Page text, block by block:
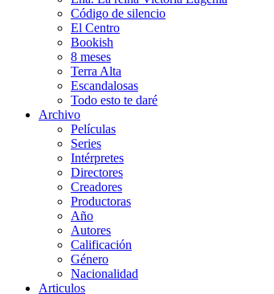
Código de silencio
El Centro
Bookish
8 meses
Terra Alta
Escandalosas
Todo esto te daré
Archivo
Películas
Series
Intérpretes
Directores
Creadores
Productoras
Año
Autores
Calificación
Género
Nacionalidad
Articulos